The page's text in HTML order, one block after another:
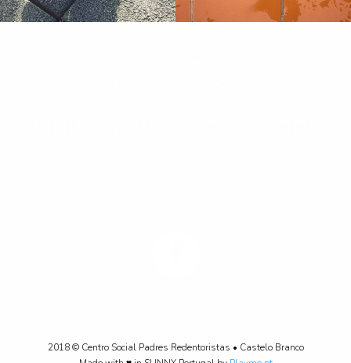
2018 © Centro Social Padres Redentoristas • Castelo Branco